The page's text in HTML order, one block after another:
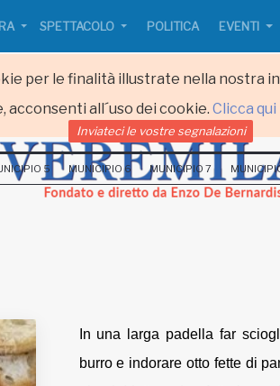
per le finalità illustrate nella nostra
acconsenti all´uso dei cookie. Clicca
SPETTACOLO POLITICA EVENTI
Inviateci le vostre segnalazioni
5 MUNICIPIO 6 MUNICIPIO 7
In una larga padella far
burro e indorare otto fette di